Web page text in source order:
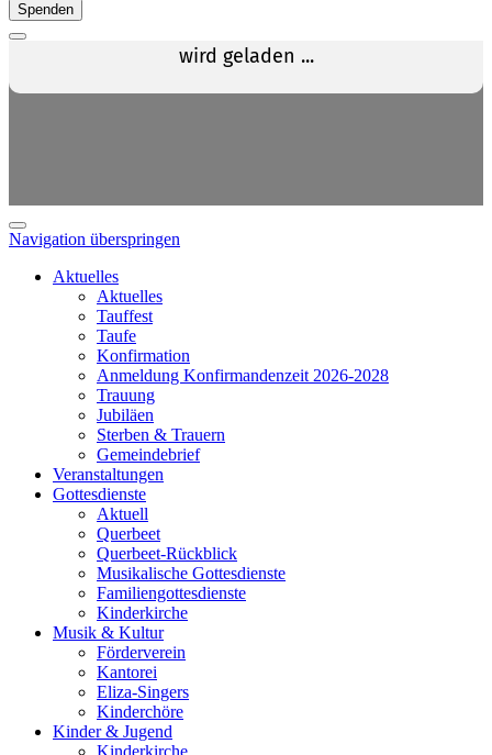
Spenden
Navigation überspringen
Aktuelles
Aktuelles
Tauffest
Taufe
Konfirmation
Anmeldung Konfirmandenzeit 2026-2028
Trauung
Jubiläen
Sterben & Trauern
Gemeindebrief
Veranstaltungen
Gottesdienste
Aktuell
Querbeet
Querbeet-Rückblick
Musikalische Gottesdienste
Familiengottesdienste
Kinderkirche
Musik & Kultur
Förderverein
Kantorei
Eliza-Singers
Kinderchöre
Kinder & Jugend
Kinderkirche